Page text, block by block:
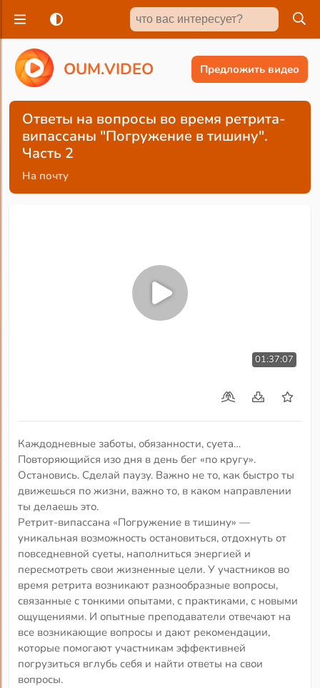
OUM.VIDEO Предложить видео
Ответы на вопросы во время ретрита-
випассаны "Погружение в тишину".
Часть 2
На почту
01:37:07
Каждодневные заботы, обязанности, суета…
Повторяющийся изо дня в день бег «по кругу».
Остановись. Сделай паузу. Важно не то, как быстро ты
движешься по жизни, важно то, в каком направлении
ты делаешь это.
Ретрит-випассана «Погружение в тишину» —
уникальная возможность остановиться, отдохнуть от
повседневной суеты, наполниться энергией и
пересмотреть свои жизненные цели. У участников во
время ретрита возникают разнообразные вопросы,
связанные с тонкими опытами, с практиками, с новыми
ощущениями. И опытные преподаватели отвечают на
все возникающие вопросы и дают рекомендации,
которые помогают участникам эффективней
погрузиться вглубь себя и найти ответы на свои
вопросы.